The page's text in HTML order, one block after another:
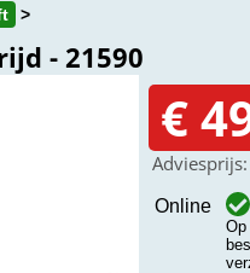
- 21590
€
Adviesprijs:
Online
Op